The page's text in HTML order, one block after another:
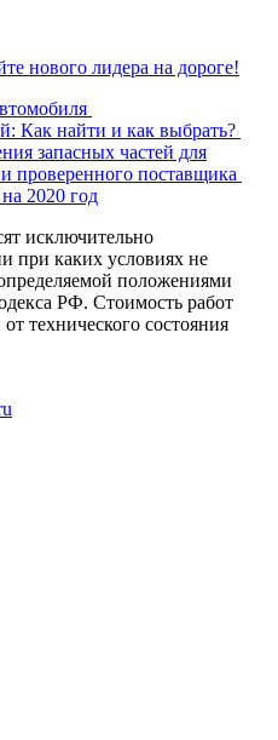
нового лидера на дороге!
Как найти и как выбрать?
запасных частей для
проверенного поставщика
2020 год
исключительно
при каких условиях не
положениями
РФ. Стоимость работ
технического состояния